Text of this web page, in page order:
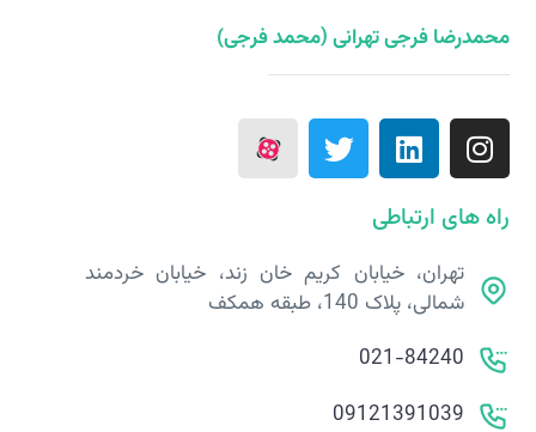
محمدرضا فرجی تهرانی (محمد فرجی)
راه های ارتباطی
تهران، خیابان کریم خان زند، خیابان خردمند
شمالی، پلاک 140، طبقه همکف
021-84240
09121391039